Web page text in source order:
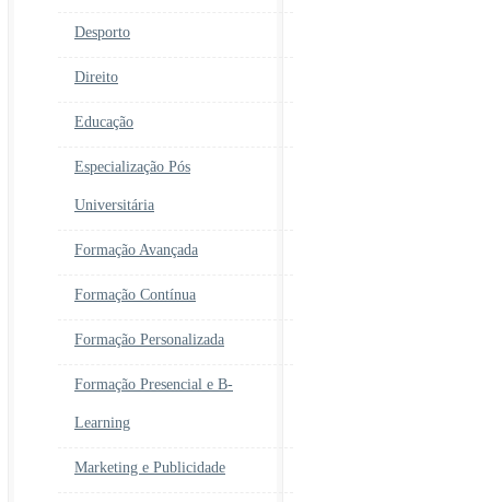
Desporto
Direito
Educação
Especialização Pós
Universitária
Formação Avançada
Formação Contínua
Formação Personalizada
Formação Presencial e B-
Learning
Marketing e Publicidade